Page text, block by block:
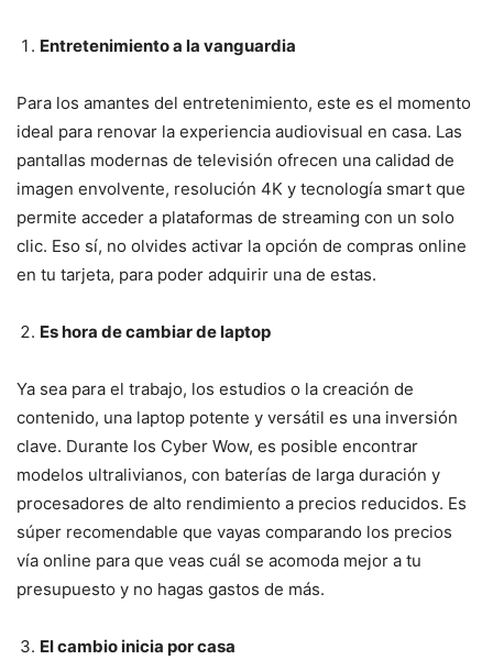
Entretenimiento a la vanguardia
Para los amantes del entretenimiento, este es el momento
ideal para renovar la experiencia audiovisual en casa. Las
pantallas modernas de televisión ofrecen una calidad de
imagen envolvente, resolución 4K y tecnología smart que
permite acceder a plataformas de streaming con un solo
clic. Eso sí, no olvides activar la opción de compras online
en tu tarjeta, para poder adquirir una de estas.
Es hora de cambiar de laptop
Ya sea para el trabajo, los estudios o la creación de
contenido, una laptop potente y versátil es una inversión
clave. Durante los Cyber Wow, es posible encontrar
modelos ultralivianos, con baterías de larga duración y
procesadores de alto rendimiento a precios reducidos. Es
súper recomendable que vayas comparando los precios
vía online para que veas cuál se acomoda mejor a tu
presupuesto y no hagas gastos de más.
El cambio inicia por casa